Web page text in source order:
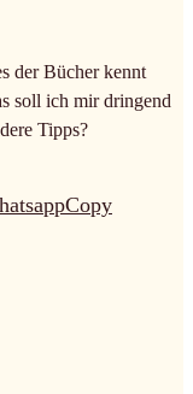
der Bücher kennt
soll ich mir dringend
Tipps?
Copy